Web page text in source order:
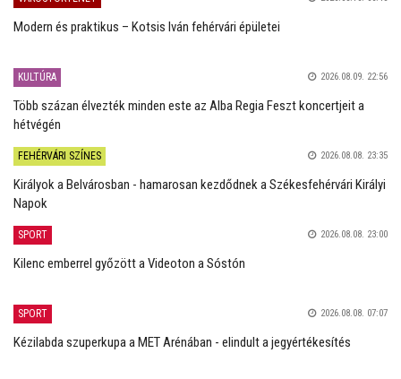
Modern és praktikus – Kotsis Iván fehérvári épületei
KULTÚRA 2026.08.09. 22:56
Több százan élvezték minden este az Alba Regia Feszt koncertjeit a
hétvégén
FEHÉRVÁRI SZÍNES 2026.08.08. 23:35
Királyok a Belvárosban - hamarosan kezdődnek a Székesfehérvári Királyi
Napok
SPORT 2026.08.08. 23:00
Kilenc emberrel győzött a Videoton a Sóstón
SPORT 2026.08.08. 07:07
Kézilabda szuperkupa a MET Arénában - elindult a jegyértékesítés